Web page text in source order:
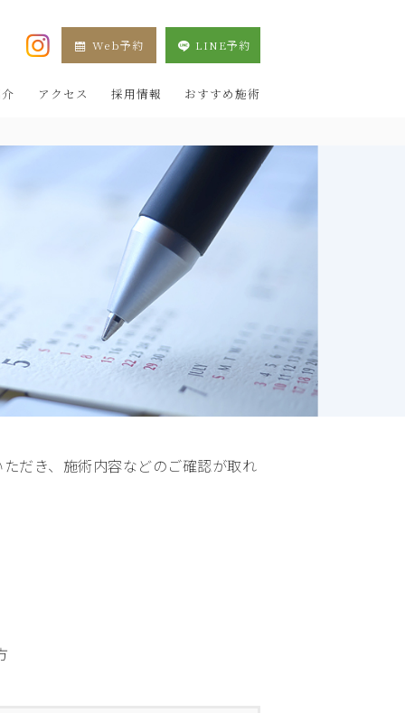
LUXE 新宿院（目黒祐天寺・羽村） OZAKI CLINIC
Web予約 LINE予約
アクセス 採用情報 おすすめ施術
だき、施術内容などのご確認が取れ